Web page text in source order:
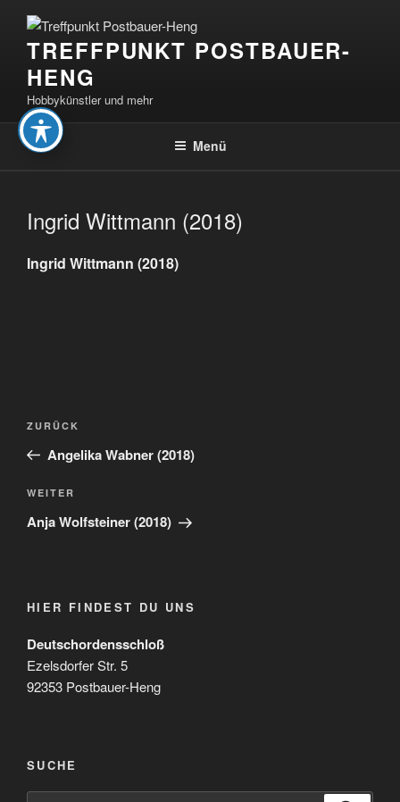
Inhalt
springenTREFFPUNKT POSTBAUER-
HENG
Hobbykünstler und mehr
Menü
Ingrid Wittmann (2018)
Ingrid Wittmann (2018)
Beitragsnavigation
Vorheriger
Beitrag
ZURÜCK
Angelika Wabner (2018)
Nächster
Beitrag
WEITER
Anja Wolfsteiner (2018)
HIER FINDEST DU UNS
Deutschordensschloß
Ezelsdorfer Str. 5
92353 Postbauer-Heng
SUCHE